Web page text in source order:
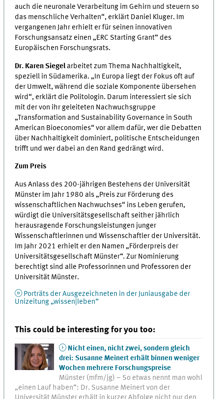
auch die neuronale Verarbeitung im Gehirn und steuern so
das menschliche Verhalten“, erklärt Daniel Kluger. Im
vergangenen Jahr erhielt er für seinen innovativen
Forschungsansatz einen „ERC Starting Grant“ des
Europäischen Forschungsrats.
Dr. Karen Siegelarbeitet zum Thema Nachhaltigkeit,
speziell in Südamerika. „In Europa liegt der Fokus oft auf
der Umwelt, während die soziale Komponente übersehen
wird“, erklärt die Politologin. Darum interessiert sie sich
mit der von ihr geleiteten Nachwuchsgruppe
„Transformation and Sustainability Governance in South
American Bioeconomies“ vor allem dafür, wer die Debatten
über Nachhaltigkeit dominiert, politische Entscheidungen
trifft und wer dabei an den Rand gedrängt wird.
Zum Preis
Aus Anlass des 200-jährigen Bestehens der Universität
Münster im Jahr 1980 als „Preis zur Förderung des
wissenschaftlichen Nachwuchses“ ins Leben gerufen,
würdigt die Universitätsgesellschaft seither jährlich
herausragende Forschungsleistungen junger
Wissenschaftlerinnen und Wissenschaftler der Universität.
Im Jahr 2021 erhielt er den Namen „Förderpreis der
Universitätsgesellschaft Münster“. Zur Nominierung
berechtigt sind alle Professorinnen und Professoren der
Universität Münster.
Porträts der Ausgezeichneten in der Juniausgabe der
Unizeitung „wissen|leben“
This could be interesting for you too:
Nicht einen, nicht zwei, sondern gleich
drei: Susanne Meinert erhält binnen weniger
Wochen mehrere Forschungspreise
Münster (mfm/jg) – So etwas nennt man wohl
„einen Lauf haben“: Dr. Susanne Meinert von der